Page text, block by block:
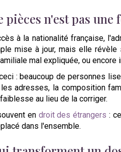
pièces n'est pas
à la nationalité française,
mise à jour, mais elle
mal expliquée, ou
: beaucoup de personnes
adresses, la composition
au lieu de la corriger.
en droit des étrangers :
dans l'ensemble.